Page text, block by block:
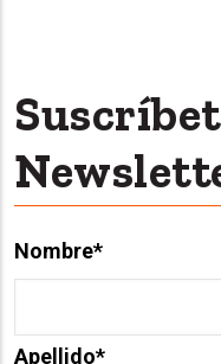
Nombre*
Apellido*